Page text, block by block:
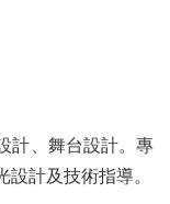
計、舞台設計。專
計及技術指導。